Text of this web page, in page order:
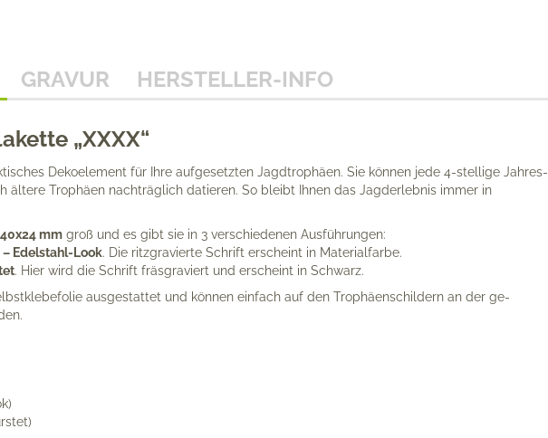
GRAVUR HERSTELLER-INFO
„XXXX“
Dekoelement für Ihre aufgesetzten Jagd­trophäen. Sie können jede 4-stellige Jahres­
ältere Trophäen nachträglich datieren. So bleibt Ihnen das Jagderlebnis immer in
40x24 mm groß und es gibt sie in 3 verschiedenen Ausführungen:
Edelstahl-Look. Die ritzgravierte Schrift erscheint in Materialfarbe.
. Hier wird die Schrift fräsgraviert und erscheint in Schwarz.
ausgestattet und können einfach auf den Trophäen­schildern an der ge­